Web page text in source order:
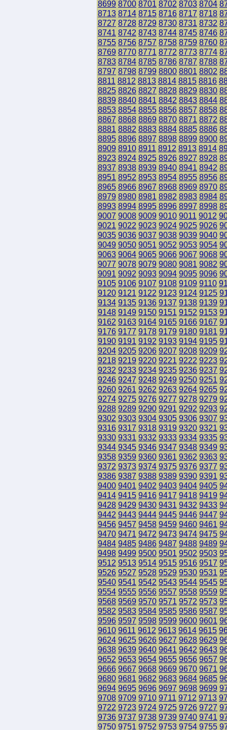
8699 8700 8701 8702 8703 8704
8713 8714 8715 8716 8717 8718
8727 8728 8729 8730 8731 8732
8741 8742 8743 8744 8745 8746
8755 8756 8757 8758 8759 8760
8769 8770 8771 8772 8773 8774
8783 8784 8785 8786 8787 8788
8797 8798 8799 8800 8801 8802
8811 8812 8813 8814 8815 8816
8825 8826 8827 8828 8829 8830
8839 8840 8841 8842 8843 8844
8853 8854 8855 8856 8857 8858
8867 8868 8869 8870 8871 8872
8881 8882 8883 8884 8885 8886
8895 8896 8897 8898 8899 8900
8909 8910 8911 8912 8913 8914
8923 8924 8925 8926 8927 8928
8937 8938 8939 8940 8941 8942
8951 8952 8953 8954 8955 8956
8965 8966 8967 8968 8969 8970
8979 8980 8981 8982 8983 8984
8993 8994 8995 8996 8997 8998
9007 9008 9009 9010 9011 9012
9021 9022 9023 9024 9025 9026
9035 9036 9037 9038 9039 9040
9049 9050 9051 9052 9053 9054
9063 9064 9065 9066 9067 9068
9077 9078 9079 9080 9081 9082
9091 9092 9093 9094 9095 9096
9105 9106 9107 9108 9109 9110
9120 9121 9122 9123 9124 9125
9134 9135 9136 9137 9138 9139
9148 9149 9150 9151 9152 9153
9162 9163 9164 9165 9166 9167
9176 9177 9178 9179 9180 9181
9190 9191 9192 9193 9194 9195
9204 9205 9206 9207 9208 9209
9218 9219 9220 9221 9222 9223
9232 9233 9234 9235 9236 9237
9246 9247 9248 9249 9250 9251
9260 9261 9262 9263 9264 9265
9274 9275 9276 9277 9278 9279
9288 9289 9290 9291 9292 9293
9302 9303 9304 9305 9306 9307
9316 9317 9318 9319 9320 9321
9330 9331 9332 9333 9334 9335
9344 9345 9346 9347 9348 9349
9358 9359 9360 9361 9362 9363
9372 9373 9374 9375 9376 9377
9386 9387 9388 9389 9390 9391
9400 9401 9402 9403 9404 9405
9414 9415 9416 9417 9418 9419
9428 9429 9430 9431 9432 9433
9442 9443 9444 9445 9446 9447
9456 9457 9458 9459 9460 9461
9470 9471 9472 9473 9474 9475
9484 9485 9486 9487 9488 9489
9498 9499 9500 9501 9502 9503
9512 9513 9514 9515 9516 9517
9526 9527 9528 9529 9530 9531
9540 9541 9542 9543 9544 9545
9554 9555 9556 9557 9558 9559
9568 9569 9570 9571 9572 9573
9582 9583 9584 9585 9586 9587
9596 9597 9598 9599 9600 9601
9610 9611 9612 9613 9614 9615
9624 9625 9626 9627 9628 9629
9638 9639 9640 9641 9642 9643
9652 9653 9654 9655 9656 9657
9666 9667 9668 9669 9670 9671
9680 9681 9682 9683 9684 9685
9694 9695 9696 9697 9698 9699
9708 9709 9710 9711 9712 9713
9722 9723 9724 9725 9726 9727
9736 9737 9738 9739 9740 9741
9750 9751 9752 9753 9754 9755